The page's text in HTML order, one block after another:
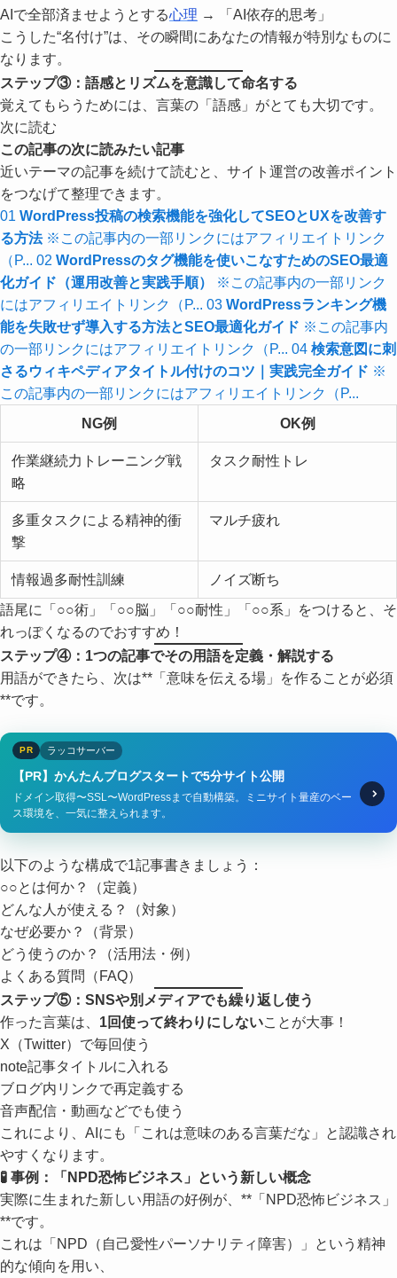
AIで全部済ませようとする心理 → 「AI依存的思考」
こうした“名付け”は、その瞬間にあなたの情報が特別なものに
なります。
ステップ③：語感とリズムを意識して命名する
覚えてもらうためには、言葉の「語感」がとても大切です。
次に読む
この記事の次に読みたい記事
近いテーマの記事を続けて読むと、サイト運営の改善ポイント
をつなげて整理できます。
01 WordPress投稿の検索機能を強化してSEOとUXを改善す
る方法 ※この記事内の一部リンクにはアフィリエイトリンク
（P... 02 WordPressのタグ機能を使いこなすためのSEO最適
化ガイド（運用改善と実践手順）
※この記事内の一部リンク
にはアフィリエイトリンク（P... 03 WordPressランキング機
能を失敗せず導入する方法とSEO最適化ガイド ※この記事内
の一部リンクにはアフィリエイトリンク（P... 04 検索意図に刺
さるウィキペディアタイトル付けのコツ｜実践完全ガイド ※
この記事内の一部リンクにはアフィリエイトリンク（P...
NG例
OK例
作業継続力トレーニング戦
略
タスク耐性トレ
多重タスクによる精神的衝
撃
マルチ疲れ
情報過多耐性訓練
ノイズ断ち
語尾に「○○術」「○○脳」「○○耐性」「○○系」をつけると、そ
れっぽくなるのでおすすめ！
ステップ④：1つの記事でその用語を定義・解説する
用語ができたら、次は**「意味を伝える場」を作ることが必須
**です。
PR ラッコサーバー
【PR】かんたんブログスタートで5分サイト公開
ドメイン取得〜SSL〜WordPressまで自動構築。ミニサイト量産のベー
ス環境を、一気に整えられます。
以下のような構成で1記事書きましょう：
○○とは何か？（定義）
どんな人が使える？（対象）
なぜ必要か？（背景）
どう使うのか？（活用法・例）
よくある質問（FAQ）
ステップ⑤：SNSや別メディアでも繰り返し使う
作った言葉は、 1回使って終わりにしないことが大事！
X（Twitter）で毎回使う
note記事タイトルに入れる
ブログ内リンクで再定義する
音声配信・動画などでも使う
これにより、AIにも「これは意味のある言葉だな」と認識され
やすくなります。
🧪 事例：「NPD恐怖ビジネス」という新しい概念
実際に生まれた新しい用語の好例が、**「NPD恐怖ビジネス」
**です。
これは「NPD（自己愛性パーソナリティ障害）」という精神
的な傾向を用い、